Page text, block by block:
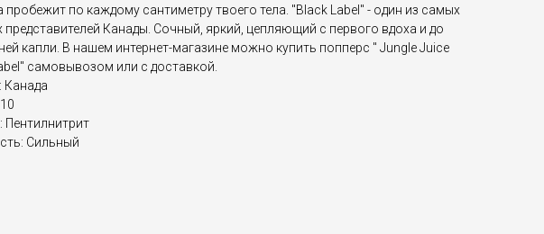
пробежит по каждому сантиметру твоего тела. "Black Label" - один из самых
представителей Канады. Сочный, яркий, цепляющий с первого вдоха и до
капли. В нашем интернет-магазине можно купить попперс " Jungle Juice
самовывозом или с доставкой.
Канада
Пентилнитрит
Сильный